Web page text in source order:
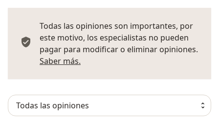
Todas las opiniones son importantes, por
este motivo, los especialistas no pueden
pagar para modificar o eliminar opiniones.
Saber más.